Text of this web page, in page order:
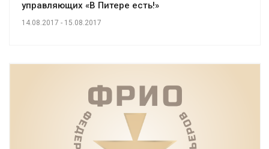
управляющих «В Питере есть!»
14.08.2017 - 15.08.2017